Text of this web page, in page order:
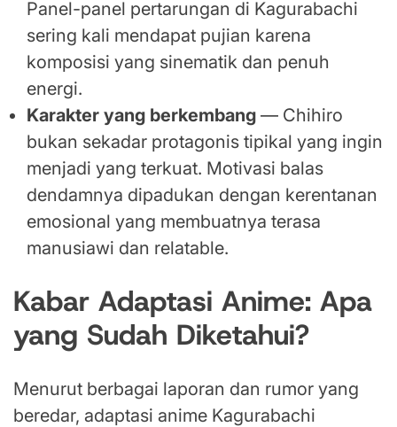
Panel-panel pertarungan di Kagurabachi
sering kali mendapat pujian karena
komposisi yang sinematik dan penuh
energi.
Karakter yang berkembang — Chihiro
bukan sekadar protagonis tipikal yang ingin
menjadi yang terkuat. Motivasi balas
dendamnya dipadukan dengan kerentanan
emosional yang membuatnya terasa
manusiawi dan relatable.
Kabar Adaptasi Anime: Apa
yang Sudah Diketahui?
Menurut berbagai laporan dan rumor yang
beredar, adaptasi anime Kagurabachi